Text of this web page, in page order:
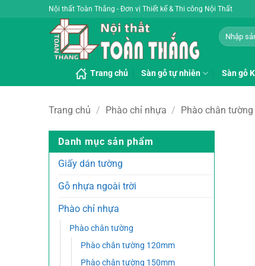
Nội thất Toàn Thắng - Đơn vị Thiết kế & Thi công Nội Thất
Tìm
kiếm:
Trang chủ Sàn gỗ tự nhiên Sàn gỗ
Trang chủ / Phào chỉ nhựa / Phào chân tường
Danh mục sản phẩm
Giấy dán tường
Gỗ nhựa ngoài trời
Phào chỉ nhựa
Phào chân tường
Phào chân tường 120mm
Phào chân tường 150mm